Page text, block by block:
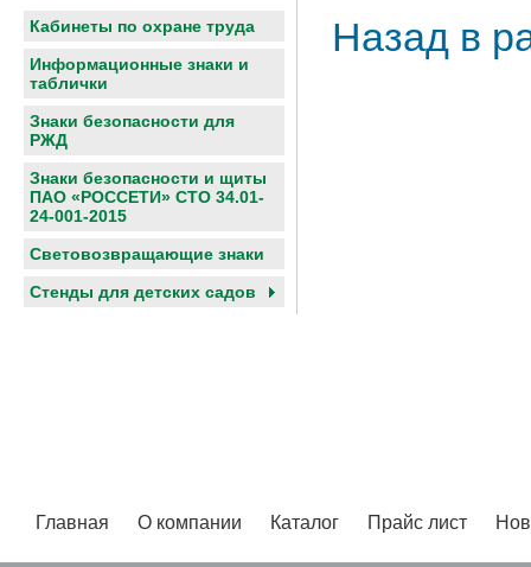
Кабинеты по охране труда
Информационные знаки и
таблички
Знаки безопасности для
РЖД
Знаки безопасности и щиты
ПАО «РОССЕТИ» СТО 34.01-
24-001-2015
Световозвращающие знаки
Cтенды для детских садов
Назад в
Главная О компании Каталог Прайс лист